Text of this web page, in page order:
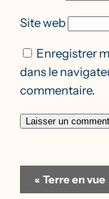
Site web
Enregistrer
dans le
commentaire.
Navigation
Évènement
« Terre en vue